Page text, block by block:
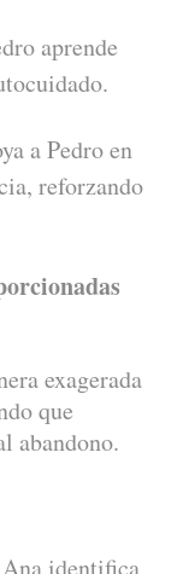
aprende
a Pedro en
reforzando
exagerada
que
abandono.
identifica